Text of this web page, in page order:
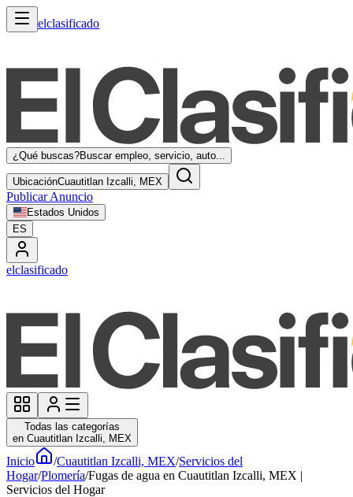
elclasificado
¿Qué buscas?Buscar empleo, servicio, auto...
UbicaciónCuautitlan Izcalli, MEX
Publicar Anuncio
Estados Unidos
ES
elclasificado
Todas las categorías
en Cuautitlan Izcalli, MEX
Inicio /Cuautitlan Izcalli, MEX/Servicios del
Hogar/Plomería/Fugas de agua en Cuautitlan Izcalli, MEX |
Servicios del Hogar